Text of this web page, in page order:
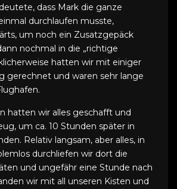
dass Mark die ganze
durchlaufen musste,
um noch ein Zusatzgepäck
nochmal in die „richtige
hatten wir mit einiger
gerechnet und waren sehr lange
hatten wir alles geschafft und
um ca. 10 Stunden später in
Relativ langsam, aber alles, in
durchliefen wir dort die
und ungefähr eine Stunde nach
wir mit all unseren Kisten und